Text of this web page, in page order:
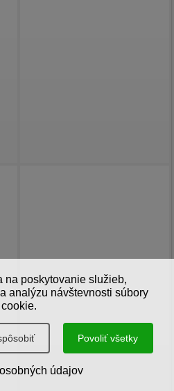
na poskytovanie služieb,
analýzu návštevnosti súbory
cookie.
Povoliť všetky
údajov